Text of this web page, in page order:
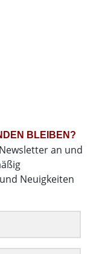
BLEIBEN?
an und
Neuigkeiten